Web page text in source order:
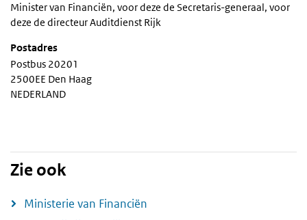
Minister van Financiën, voor deze de Secretaris-generaal, voor
deze de directeur Auditdienst Rijk
Postadres
Postbus 20201
2500EE Den Haag
NEDERLAND
Zie ook
Ministerie van Financiën